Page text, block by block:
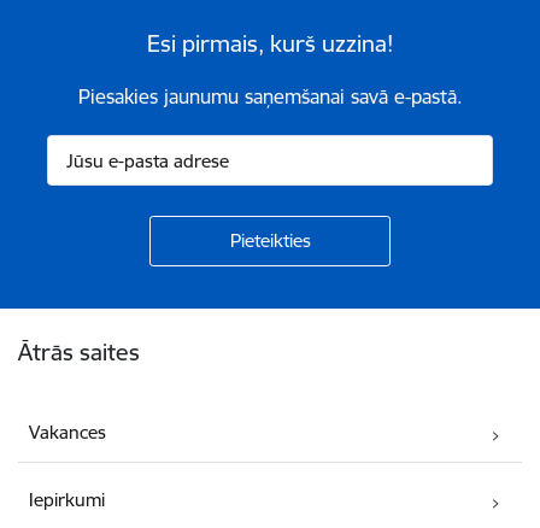
Esi pirmais, kurš uzzina!
Piesakies jaunumu saņemšanai savā e-pastā.
Ātrās saites
Vakances
Iepirkumi